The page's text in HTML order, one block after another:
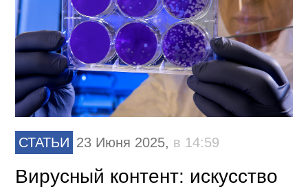
СТАТЬИ 23 Июня 2025, в 14:59
Вирусный контент: искусство